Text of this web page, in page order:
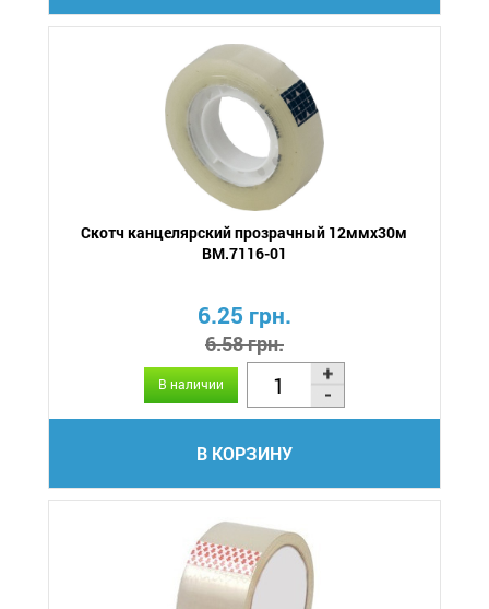
Скотч канцелярский прозрачный 12ммх30м
BM.7116-01
6.25 грн.
6.58 грн.
В наличии
В КОРЗИНУ